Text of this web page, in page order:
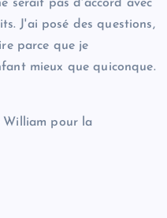
serait pas d'accord avec
J'ai posé des questions,
parce que je
mieux que quiconque.
William pour la